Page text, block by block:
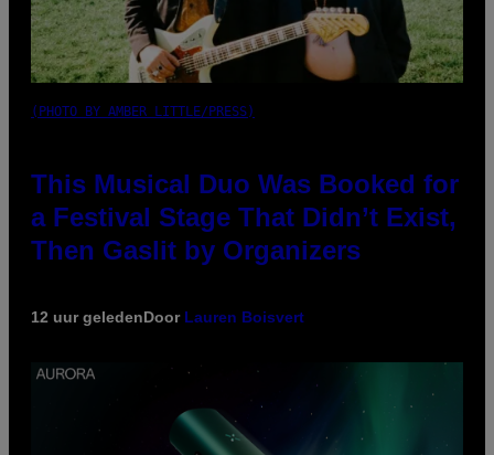
(PHOTO BY AMBER LITTLE/PRESS)
This Musical Duo Was Booked for
a Festival Stage That Didn’t Exist,
Then Gaslit by Organizers
12 uur geledenDoor Lauren Boisvert